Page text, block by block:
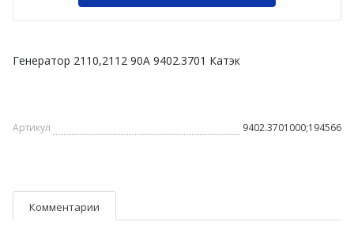
Генератор 2110,2112 90А 9402.3701 Катэк
Артикул 9402.3701000;194566
Комментарии